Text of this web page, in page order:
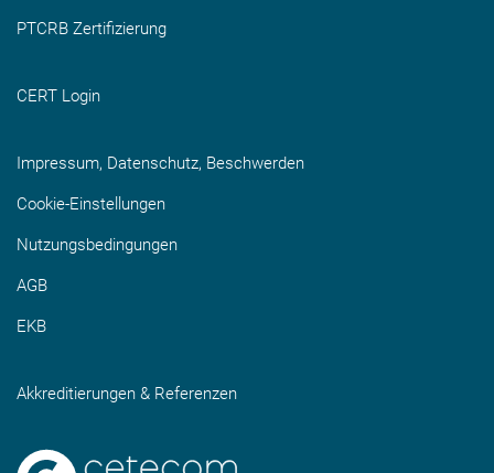
PTCRB Zertifizierung
CERT Login
Impressum, Datenschutz, Beschwerden
Cookie-Einstellungen
Nutzungsbedingungen
AGB
EKB
Akkreditierungen & Referenzen